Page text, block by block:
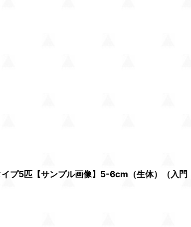
プ5匹【サンプル画像】5-6cm（生体）（入門